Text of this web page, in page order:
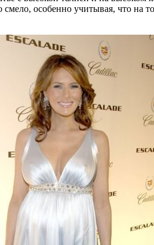
особенно учитывая, что на